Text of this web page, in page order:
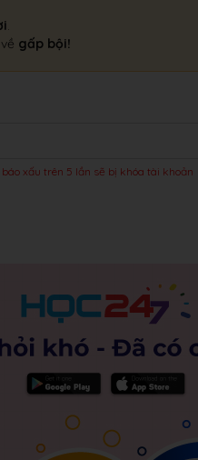
.
gấp bội!
xấu trên 5 lần sẽ bị khóa tài khoản